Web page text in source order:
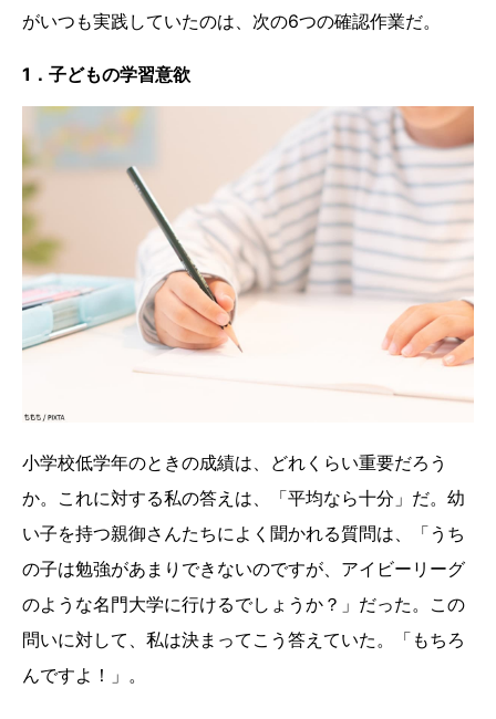
がいつも実践していたのは、次の6つの確認作業だ。
1．子どもの学習意欲
小学校低学年のときの成績は、どれくらい重要だろう
か。これに対する私の答えは、「平均なら十分」だ。幼
い子を持つ親御さんたちによく聞かれる質問は、「うち
の子は勉強があまりできないのですが、アイビーリーグ
のような名門大学に行けるでしょうか？」だった。この
問いに対して、私は決まってこう答えていた。「もちろ
んですよ！」。